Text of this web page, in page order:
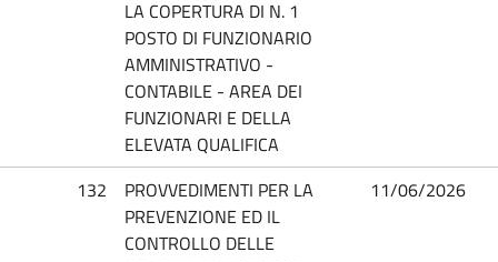
LA COPERTURA DI N. 1
POSTO DI FUNZIONARIO
AMMINISTRATIVO -
CONTABILE - AREA DEI
FUNZIONARI E DELLA
ELEVATA QUALIFICA
132
PROVVEDIMENTI PER LA
PREVENZIONE ED IL
CONTROLLO DELLE
11/06/2026